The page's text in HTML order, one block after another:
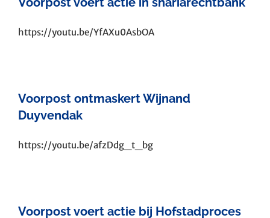
https://youtu.be/YfAXu0AsbOA
Voorpost ontmaskert Wijnand
Duyvendak
https://youtu.be/afzDdg_t_bg
Voorpost voert actie bij Hofstadproces